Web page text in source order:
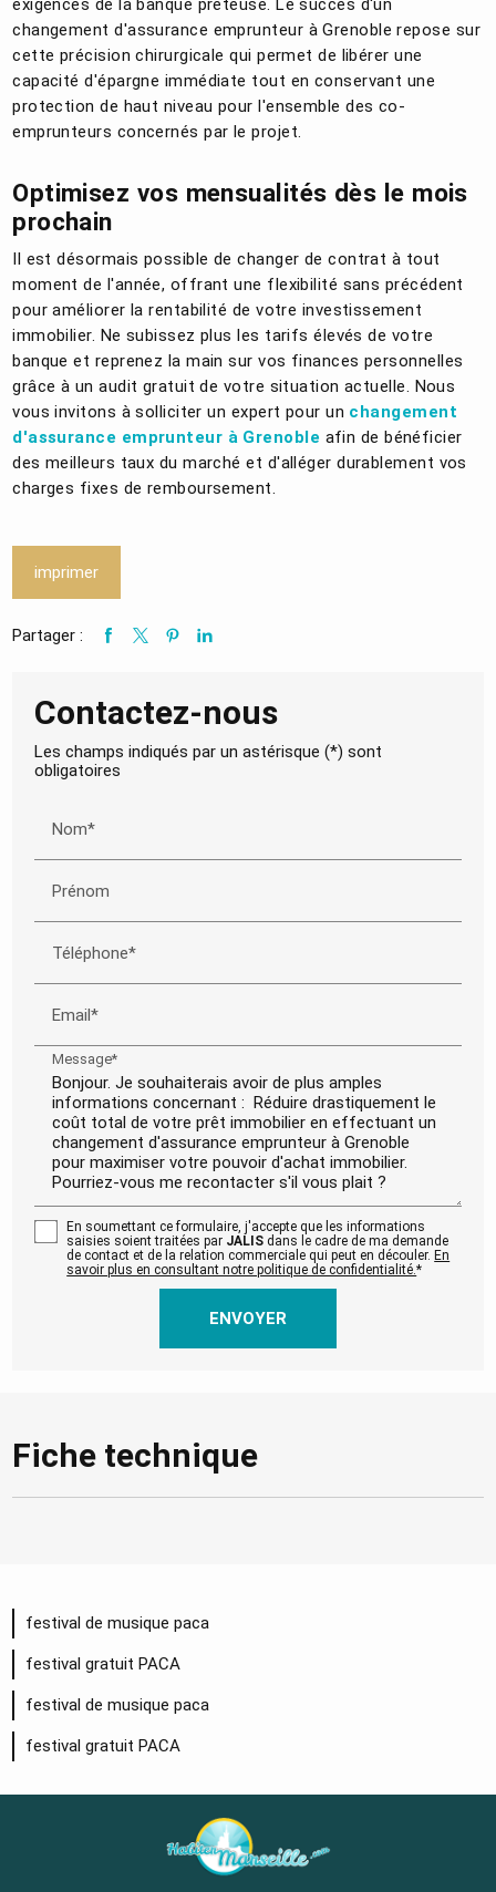
exigences de la banque prêteuse. Le succès d'un
changement d'assurance emprunteur à Grenoble repose sur
cette précision chirurgicale qui permet de libérer une
capacité d'épargne immédiate tout en conservant une
protection de haut niveau pour l'ensemble des co-
emprunteurs concernés par le projet.
Optimisez vos mensualités dès le mois
prochain
Il est désormais possible de changer de contrat à tout
moment de l'année, offrant une flexibilité sans précédent
pour améliorer la rentabilité de votre investissement
immobilier. Ne subissez plus les tarifs élevés de votre
banque et reprenez la main sur vos finances personnelles
grâce à un audit gratuit de votre situation actuelle. Nous
vous invitons à solliciter un expert pour un changement
d'assurance emprunteur à Grenoble afin de bénéficier
des meilleurs taux du marché et d'alléger durablement vos
charges fixes de remboursement.
imprimer
Partager :
Contactez-nous
Les champs indiqués par un astérisque (*) sont
obligatoires
Nom*
Prénom
Téléphone*
Email*
Message*
En soumettant ce formulaire, j'accepte que les informations
saisies soient traitées par JALIS dans le cadre de ma demande
de contact et de la relation commerciale qui peut en découler. En
savoir plus en consultant notre politique de confidentialité.*
Fiche technique
festival de musique paca
festival gratuit PACA
festival de musique paca
festival gratuit PACA